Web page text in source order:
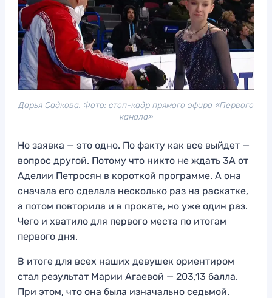
Дарья Садкова. Фото: стоп-кадр прямого эфира «Первого
канала»
Но заявка — это одно. По факту как все выйдет —
вопрос другой. Потому что никто не ждать 3А от
Аделии Петросян в короткой программе. А она
сначала его сделала несколько раз на раскатке,
а потом повторила и в прокате, но уже один раз.
Чего и хватило для первого места по итогам
первого дня.
В итоге для всех наших девушек ориентиром
стал результат Марии Агаевой — 203,13 балла.
При этом, что она была изначально седьмой.